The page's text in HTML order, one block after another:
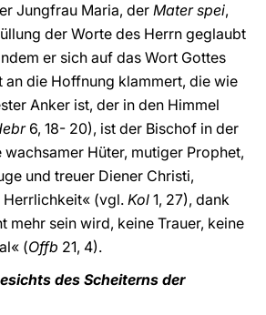
Jungfrau Maria, der Mater spei,
der Worte des Herrn geglaubt
er sich auf das Wort Gottes
an die Hoffnung klammert, die wie
Anker ist, der in den Himmel
6, 18- 20), ist der Bischof in der
Hüter, mutiger Prophet,
und treuer Diener Christi,
(vgl. Kol 1, 27), dank
mehr sein wird, keine Trauer, keine
(Offb 21, 4).
des Scheiterns der